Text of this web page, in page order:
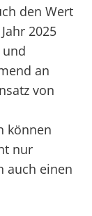
den Wert
2025
an
von
können
nur
auch einen